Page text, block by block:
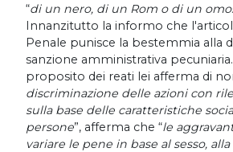
“di un nero, di un Rom o di un
Innanzitutto la informo che
Penale punisce la bestemmia alla
sanzione amministrativa
proposito dei reati lei afferma di
discriminazione delle azioni con
sulla base delle caratteristiche
persone”, afferma che “le
variare le pene in base al sesso,